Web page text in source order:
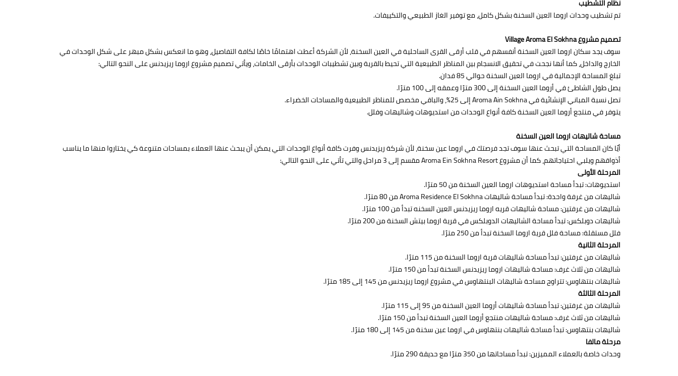
نظام التشطيب
تم تشطيب وحدات اروما العين السخنة بشكل كامل، مع توفير الغاز الطبيعي والتكييفات.
تصميم مشروع Village Aroma El Sokhna
سوف يجد سكان اروما العين السخنة أنفسهم في قلب أرقى القرى الساحلية في العين السخنة، لأن الشركة أعطت اهتمامًا خاصًا لكافة التفاصيل، وهو ما انعكس بشكل مبهر على شكل الوحدات في
الخارج والداخل، كما أنها نجحت في تحقيق الانسجام بين المناظر الطبيعية التي تحيط بالقرية وبين تشطيبات الوحدات بأرقى الخامات، ويأتي تصميم مشروع اروما ريزيدنس على النحو التالي:
تبلغ المساحة الإجمالية في اروما العين السخنة حوالي 85 فدان.
يصل طول الشاطئ في أروما العين السخنة إلى 300 مترًا وعمقه إلى 100 مترًا.
تصل نسبة المباني الإنشائية في Aroma Ain Sokhna إلى 25%، والباقي مخصص للمناظر الطبيعية والمساحات الخضراء.
يتوفر في منتجع أروما العين السخنة كافة أنواع الوحدات من استديوهات وشاليهات وفلل.
مساحة شاليهات اروما العين السخنة
أيًا كان المساحة التي تبحث عنها سوف تجد فرصتك في اروما عين سخنة، لأن شركة ريزيدنس وفرت كافة أنواع الوحدات التي يمكن أن يبحث عنها العملاء بمساحات متنوعة كي يختاروا منها ما يناسب
أذواقهم ويلبي احتياجاتهم، كما أن مشروع Aroma Ein Sokhna Resort مقسم إلى 3 مراحل والتي تأتي على النحو التالي:
المرحلة الأولى
استديوهات: تبدأ مساحة استديوهات اروما العين السخنة من 50 مترًا.
شاليهات من غرفة واحدة: تبدأ مساحة شاليهات Aroma Residence El Sokhna من 80 مترًا.
شاليهات من غرفتين: مساحة شاليهات قريه اروما ريزيدنس العين السخنه تبدأ من 100 مترًا.
شاليهات دوبلكس: تبدأ مساحة الشاليهات الدوبلكس في قرية اروما بيتش السخنة من 200 مترًا.
فلل مستقلة: مساحة فلل قرية اروما السخنة تبدأ من 250 مترًا.
المرحلة الثانية
شاليهات من غرفتين: تبدأ مساحة شاليهات قرية اروما السخنة من 115 مترًا.
شاليهات من ثلاث غرف: مساحة شاليهات اروما ريزيدنس السخنة تبدأ من 150 مترًا.
شاليهات بنتهاوس: تتراوح مساحة شاليهات البنتهاوس في مشروع اروما ريزيدنس من 145 إلى 185 مترًا.
المرحلة الثالثة
شاليهات من غرفتين: تبدأ مساحة شاليهات أروما العين السخنة من 95 إلى 115 مترًا.
شاليهات من ثلاث غرف: مساحة شاليهات منتجع أروما العين السخنة تبدأ من 150 مترًا.
شاليهات بنتهاوس: تبدأ مساحة شاليهات بنتهاوس في اروما عين سخنة من 145 إلى 180 مترًا.
مرحلة مالفا
وحدات خاصة بالعملاء المميزين: تبدأ مساحاتها من 350 مترًا مع حديقة 290 مترًا.